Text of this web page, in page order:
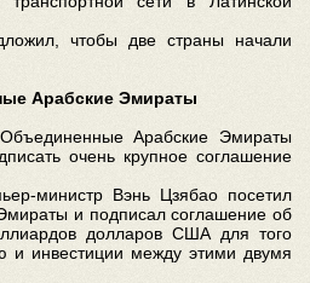
чтобы две страны начали
Арабские Эмираты
Арабские Эмираты
очень крупное соглашение
министр Вэнь Цзябао посетил
и подписал соглашение об
долларов США для того
и инвестиции между этими двумя